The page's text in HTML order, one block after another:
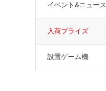
イベント&ニュース
入荷プライズ
設置ゲーム機